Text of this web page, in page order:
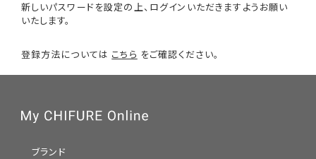
新しいパスワードを設定の上、ログインいただきますようお願い
いたします。
登録方法については こちら をご確認ください。
ブランド